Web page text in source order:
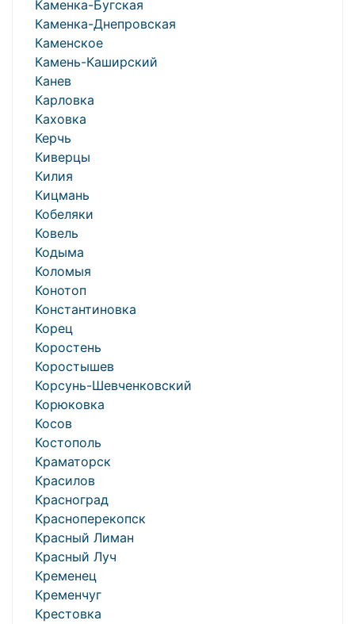
Каменка-Бугская
Каменка-Днепровская
Каменское
Камень-Каширский
Канев
Карловка
Каховка
Керчь
Киверцы
Килия
Кицмань
Кобеляки
Ковель
Кодыма
Коломыя
Конотоп
Константиновка
Корец
Коростень
Коростышев
Корсунь-Шевченковский
Корюковка
Косов
Костополь
Краматорск
Красилов
Красноград
Красноперекопск
Красный Лиман
Красный Луч
Кременец
Кременчуг
Крестовка